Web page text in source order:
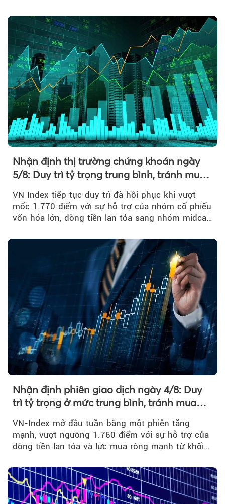
Nhận định thị trường chứng khoán ngày
5/8: Duy trì tỷ trọng trung bình, tránh mua
VN Index tiếp tục duy trì đà hồi phục khi vượt
mốc 1.770 điểm với sự hỗ trợ của nhóm cổ phiếu
vốn hóa lớn, dòng tiền lan tỏa sang nhóm midcap
Nhận định phiên giao dịch ngày 4/8: Duy
trì tỷ trọng ở mức trung bình, tránh mua
VN-Index mở đầu tuần bằng một phiên tăng
mạnh, vượt ngưỡng 1.760 điểm với sự hỗ trợ của
dòng tiền lan tỏa và lực mua ròng mạnh từ khối